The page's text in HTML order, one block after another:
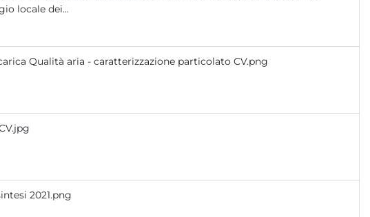
locale dei...
Qualità aria - caratterizzazione particolato CV.png
2021.png